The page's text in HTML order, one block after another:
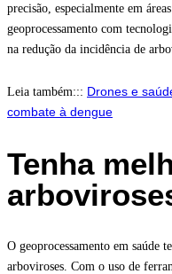
precisão, especialmente em
geoprocessamento com
na redução da incidência de
Leia também::: Drones e
combate à dengue
Tenha
O geoprocessamento em saúde
arboviroses. Com o uso de